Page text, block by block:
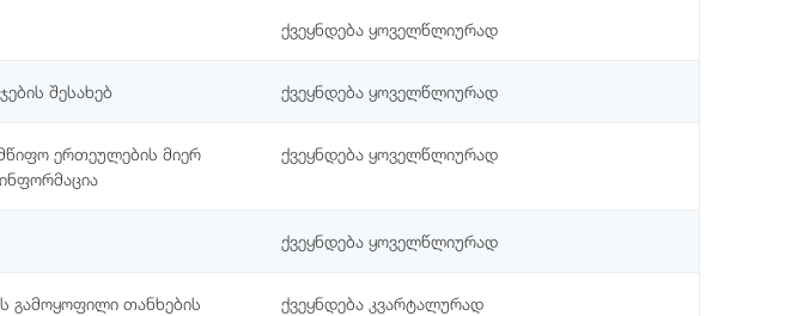
ქვეყნდება ყოველწლიურად
შესახებ ქვეყნდება ყოველწლიურად
ერთეულების მიერ
ქვეყნდება ყოველწლიურად
ქვეყნდება ყოველწლიურად
გამოყოფილი თანხების
ქვეყნდება კვარტალურად